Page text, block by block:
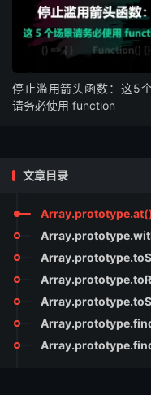
停止滥用箭头函数：这5
请务必使用 function
文章目录